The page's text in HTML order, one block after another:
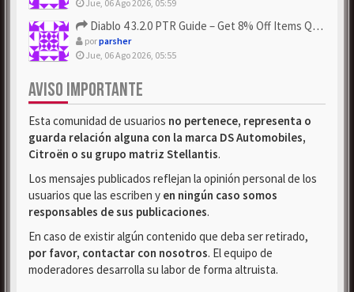
Jue, 06 Ago 2026, 05:59
Diablo 4 3.2.0 PTR Guide – Get 8% Off Items Quickly to Test ...
porparsher
Jue, 06 Ago 2026, 05:55
AVISO IMPORTANTE
Esta comunidad de usuarios no pertenece, representa o
guarda relación alguna con la marca DS Automobiles,
Citroën o su grupo matriz Stellantis.
Los mensajes publicados reflejan la opinión personal de los
usuarios que las escriben y en ningún caso somos
responsables de sus publicaciones.
En caso de existir algún contenido que deba ser retirado,
por favor, contactar con nosotros. El equipo de
moderadores desarrolla su labor de forma altruista.